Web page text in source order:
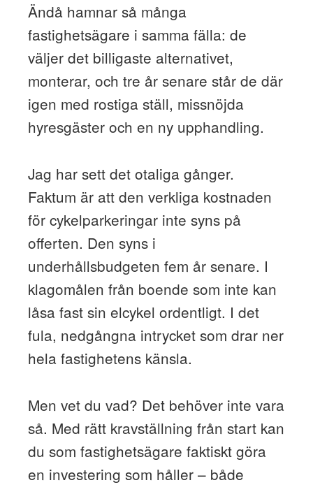
Ändå hamnar så många
fastighetsägare i samma fälla: de
väljer det billigaste alternativet,
monterar, och tre år senare står de där
igen med rostiga ställ, missnöjda
hyresgäster och en ny upphandling.
Jag har sett det otaliga gånger.
Faktum är att den verkliga kostnaden
för cykelparkeringar inte syns på
offerten. Den syns i
underhållsbudgeten fem år senare. I
klagomålen från boende som inte kan
låsa fast sin elcykel ordentligt. I det
fula, nedgångna intrycket som drar ner
hela fastighetens känsla.
Men vet du vad? Det behöver inte vara
så. Med rätt kravställning från start kan
du som fastighetsägare faktiskt göra
en investering som håller – både